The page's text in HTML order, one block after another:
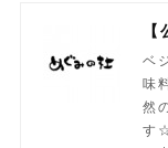
ベ
味
然
す